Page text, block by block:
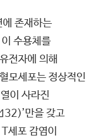
에 존재하는
수용체를
전자에 의해
모세포는 정상적인
이 사라진
만을 갖고
세포 감염이